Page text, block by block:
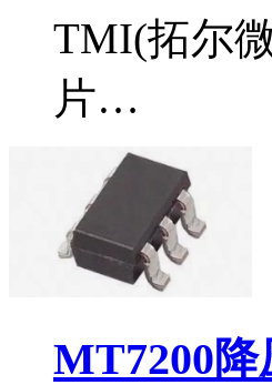
TMI(拓尔
片…
MT7200